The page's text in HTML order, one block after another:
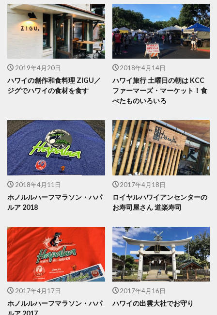
2019年4月20日
ハワイの創作和食料理 ZIGU／
ジグでハワイの食材を食す
2018年4月14日
ハワイ旅行 土曜日の朝は KCC
ファーマーズ・マーケット！食
べたものいろいろ
2018年4月11日
ホノルルハーフマラソン・ハパ
ルア 2018
2017年4月18日
ロイヤルハワイアンセンターの
お寿司屋さん 道楽寿司
2017年4月17日
ホノルルハーフマラソン・ハパ
2017年4月16日
ハワイの出雲大社でお守り